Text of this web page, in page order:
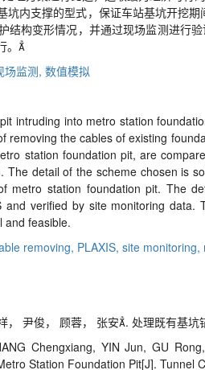
坑内支撑的型式，保证车站基坑开挖
结构变形情况，并通过现场监测进行
。
场监测, 数值模拟
intruding into metro station
removing the cables of existing
station foundation pit, are
The detail of the scheme chosen is
metro station foundation pit. The
and verified by site monitoring
and feasible.
removing, PLAXIS, site monitoring,
， 尹俊， 顾蓉， 张安. 处理既有基
Chengxiang, YIN Jun, GU
Station Foundation Pit[J]. Tunnel